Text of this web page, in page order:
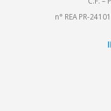
n° REA PR-